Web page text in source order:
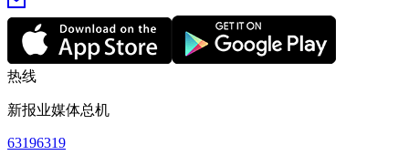
热线
新报业媒体总机
63196319